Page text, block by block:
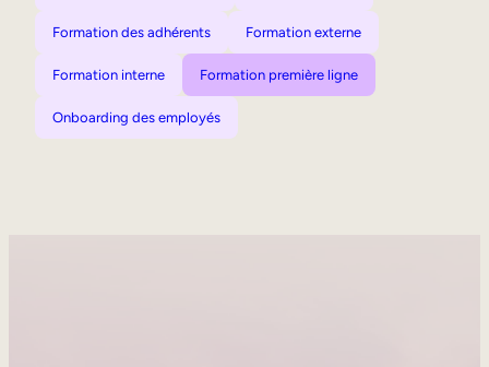
Formation des adhérents Formation externe
Formation interne Formation première ligne
Onboarding des employés